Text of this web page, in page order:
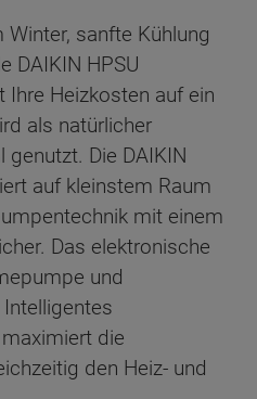
sanfte Kühlung
DAIKIN HPSU
Heizkosten auf ein
als natürlicher
Die DAIKIN
auf kleinstem Raum
mit einem
Das elektronische
und
die
den Heiz- und